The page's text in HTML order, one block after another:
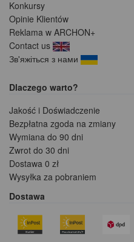
Konkursy
Opinie Klientów
Reklama w ARCHON+
Contact us
Зв'яжіться з нами
Dlaczego warto?
Jakość i Doświadczenie
Bezpłatna zgoda na zmiany
Wymiana do 90 dni
Zwrot do 30 dni
Dostawa 0 zł
Wysyłka za pobraniem
Dostawa